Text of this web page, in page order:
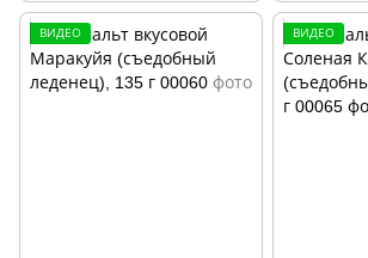
ВИДЕО ВИДЕО